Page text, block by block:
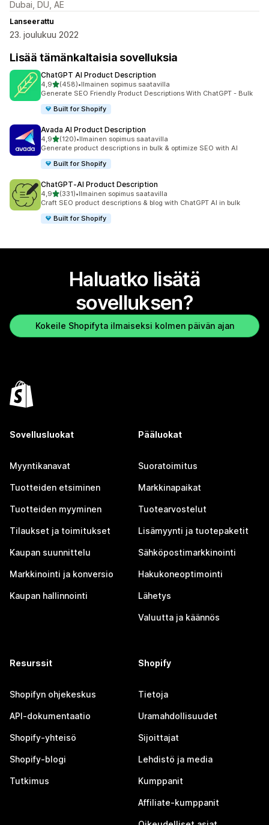
Dubai, DU, AE
Lanseerattu
23. joulukuu 2022
Lisää tämänkaltaisia sovelluksia
ChatGPT AI Product Description
4,9/ 5 tähteä
(458)
458 arvostelua yhteensä
•Ilmainen sopimus saatavilla
Generate SEO Friendly Product Descriptions With ChatGPT - Bulk
Built for Shopify
Avada AI Product Description
4,9/ 5 tähteä
(120)
120 arvostelua yhteensä
•Ilmainen sopimus saatavilla
Generate product descriptions in bulk & optimize SEO with AI
Built for Shopify
ChatGPT‑AI Product Description
4,9/ 5 tähteä
(331)
331 arvostelua yhteensä
•Ilmainen sopimus saatavilla
Craft SEO product descriptions & blog with ChatGPT AI in bulk
Built for Shopify
Haluatko lisätä
sovelluksen?
Kokeile Shopifyta ilmaiseksi kolmen päivän ajan
Sovellusluokat
Myyntikanavat
Tuotteiden etsiminen
Tuotteiden myyminen
Tilaukset ja toimitukset
Kaupan suunnittelu
Markkinointi ja konversio
Kaupan hallinnointi
Pääluokat
Suoratoimitus
Markkinapaikat
Tuotearvostelut
Lisämyynti ja tuotepaketit
Sähköpostimarkkinointi
Hakukoneoptimointi
Lähetys
Valuutta ja käännös
Resurssit
Shopifyn ohjekeskus
API-dokumentaatio
Shopify-yhteisö
Shopify-blogi
Tutkimus
Shopify
Tietoja
Uramahdollisuudet
Sijoittajat
Lehdistö ja media
Kumppanit
Affiliate-kumppanit